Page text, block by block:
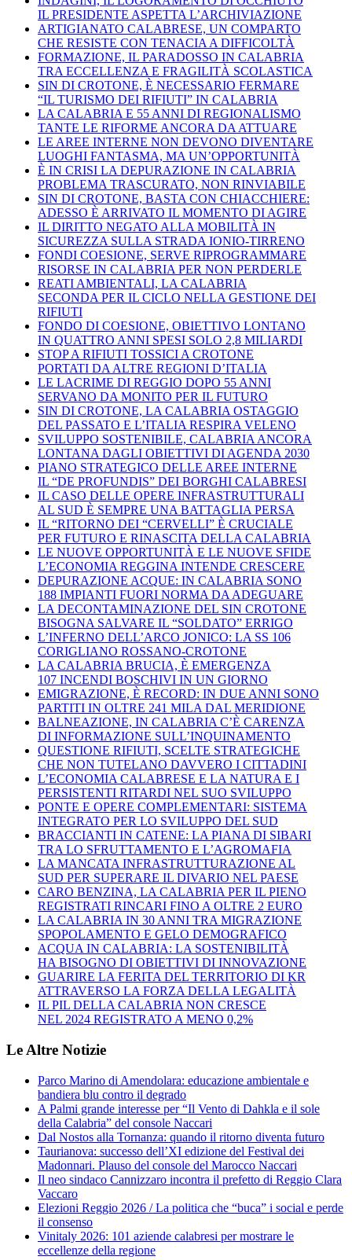
IL PRESIDENTE ASPETTA L’ARCHIVIAZIONE
ARTIGIANATO CALABRESE, UN COMPARTO
CHE RESISTE CON TENACIA A DIFFICOLTÀ
FORMAZIONE, IL PARADOSSO IN CALABRIA
TRA ECCELLENZA E FRAGILITÀ SCOLASTICA
SIN DI CROTONE, È NECESSARIO FERMARE
“IL TURISMO DEI RIFIUTI” IN CALABRIA
LA CALABRIA E 55 ANNI DI REGIONALISMO
TANTE LE RIFORME ANCORA DA ATTUARE
LE AREE INTERNE NON DEVONO DIVENTARE
LUOGHI FANTASMA, MA UN’OPPORTUNITÀ
È IN CRISI LA DEPURAZIONE IN CALABRIA
PROBLEMA TRASCURATO, NON RINVIABILE
SIN DI CROTONE, BASTA CON CHIACCHIERE:
ADESSO È ARRIVATO IL MOMENTO DI AGIRE
IL DIRITTO NEGATO ALLA MOBILITÀ IN
SICUREZZA SULLA STRADA IONIO-TIRRENO
FONDI COESIONE, SERVE RIPROGRAMMARE
RISORSE IN CALABRIA PER NON PERDERLE
REATI AMBIENTALI, LA CALABRIA
SECONDA PER IL CICLO NELLA GESTIONE DEI
RIFIUTI
FONDO DI COESIONE, OBIETTIVO LONTANO
IN QUATTRO ANNI SPESI SOLO 2,8 MILIARDI
STOP A RIFIUTI TOSSICI A CROTONE
PORTATI DA ALTRE REGIONI D’ITALIA
LE LACRIME DI REGGIO DOPO 55 ANNI
SERVANO DA MONITO PER IL FUTURO
SIN DI CROTONE, LA CALABRIA OSTAGGIO
DEL PASSATO E L’ITALIA RESPIRA VELENO
SVILUPPO SOSTENIBILE, CALABRIA ANCORA
LONTANA DAGLI OBIETTIVI DI AGENDA 2030
PIANO STRATEGICO DELLE AREE INTERNE
IL “DE PROFUNDIS” DEI BORGHI CALABRESI
IL CASO DELLE OPERE INFRASTRUTTURALI
AL SUD È SEMPRE UNA BATTAGLIA PERSA
IL “RITORNO DEI “CERVELLI” È CRUCIALE
PER FUTURO E RINASCITA DELLA CALABRIA
LE NUOVE OPPORTUNITÀ E LE NUOVE SFIDE
L’ECONOMIA REGGINA INTENDE CRESCERE
DEPURAZIONE ACQUE: IN CALABRIA SONO
188 IMPIANTI FUORI NORMA DA ADEGUARE
LA DECONTAMINAZIONE DEL SIN CROTONE
BISOGNA SALVARE IL “SOLDATO” ERRIGO
L’INFERNO DELL’ARCO JONICO: LA SS 106
CORIGLIANO ROSSANO-CROTONE
LA CALABRIA BRUCIA, È EMERGENZA
107 INCENDI BOSCHIVI IN UN GIORNO
EMIGRAZIONE, È RECORD: IN DUE ANNI SONO
PARTITI IN OLTRE 241 MILA DAL MERIDIONE
BALNEAZIONE, IN CALABRIA C’È CARENZA
DI INFORMAZIONE SULL’INQUINAMENTO
QUESTIONE RIFIUTI, SCELTE STRATEGICHE
CHE NON TUTELANO DAVVERO I CITTADINI
L’ECONOMIA CALABRESE E LA NATURA E I
PERSISTENTI RITARDI NEL SUO SVILUPPO
PONTE E OPERE COMPLEMENTARI: SISTEMA
INTEGRATO PER LO SVILUPPO DEL SUD
BRACCIANTI IN CATENE: LA PIANA DI SIBARI
TRA LO SFRUTTAMENTO E L’AGROMAFIA
LA MANCATA INFRASTRUTTURAZIONE AL
SUD PER SUPERARE IL DIVARIO NEL PAESE
CARO BENZINA, LA CALABRIA PER IL PIENO
REGISTRATI RINCARI FINO A OLTRE 2 EURO
LA CALABRIA IN 30 ANNI TRA MIGRAZIONE
SPOPOLAMENTO E GELO DEMOGRAFICO
ACQUA IN CALABRIA: LA SOSTENIBILITÀ
HA BISOGNO DI OBIETTIVI DI INNOVAZIONE
GUARIRE LA FERITA DEL TERRITORIO DI KR
ATTRAVERSO LA FORZA DELLA LEGALITÀ
IL PIL DELLA CALABRIA NON CRESCE
NEL 2024 REGISTRATO A MENO 0,2%
Le Altre Notizie
Parco Marino di Amendolara: educazione ambientale e
bandiera blu contro il degrado
A Palmi grande interesse per “Il Vento di Dahkla e il sole
della Calabria” del console Naccari
Dal Nostos alla Tornanza: quando il ritorno diventa futuro
Taurianova: successo dell’XI edizione del Festival dei
Madonnari. Plauso del console del Marocco Naccari
Il neo sindaco Cannizzaro incontra il prefetto di Reggio Clara
Vaccaro
Elezioni Reggio 2026 / La politica che “buca” i social e perde
il consenso
Vinitaly 2026: 101 aziende calabresi per mostrare le
eccellenze della regione